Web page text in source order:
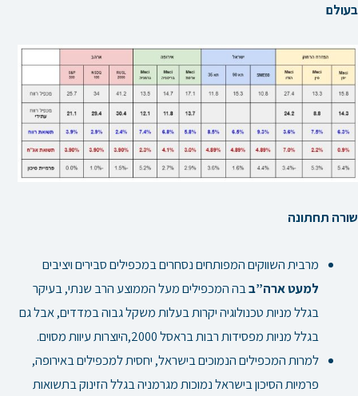
בעולם
שורה תחתונה
מרבית השווקים המפותחים נסחרים במכפילים סבירים ויציבים
למעט ארה”בבה המכפילים מעל הממוצע הרב שנתי, בעיקר
בגלל מניות טכנולוגיה יקרות בעלות משקל גבוה במדדים, אבל גם
בגלל מניות מפסידות רבות בראסל 2000,היוצרות עיוות מסוים.
למרות המכפילים הנמוכים בישראל, יחסית למכפילים באירופה,
פרמיות הסיכון בישראל נמוכות מגרמניה בגלל הזינוק בתשואות